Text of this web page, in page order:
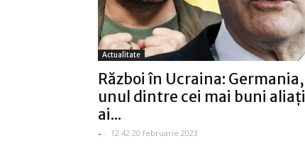
Actualitate
Război în Ucraina: Germania,
unul dintre cei mai buni aliaţi
ai...
- - 12:42 20 februarie 2023